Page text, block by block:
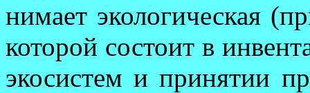
нимает эко­ло­гическая
которой состоит в
экосистем и принятии